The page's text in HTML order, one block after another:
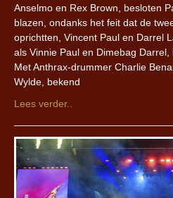
Anselmo en Rex Brown, besloten
blazen, ondanks het feit dat de
oprichtten, Vincent Paul en Darrel
als Vinnie Paul en Dimebag
Met Anthrax-drummer Charlie
Wylde, bekend
Lees verder..